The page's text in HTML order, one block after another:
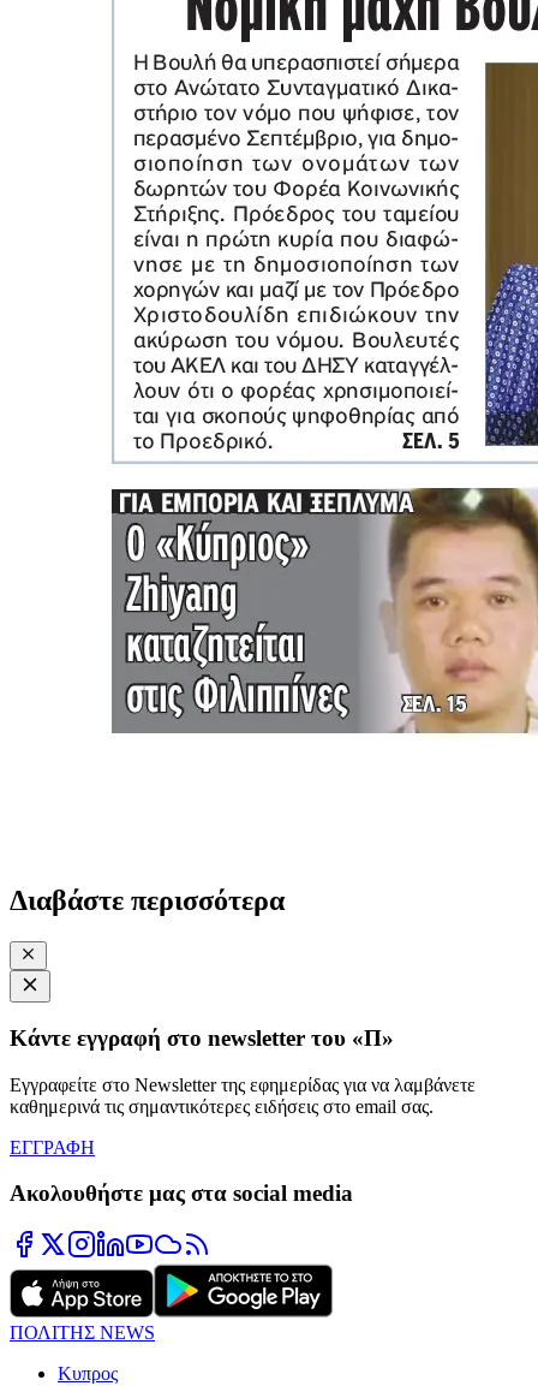
Διαβάστε περισσότερα
Κάντε εγγραφή στο newsletter του «Π»
Εγγραφείτε στο Newsletter της εφημερίδας για να λαμβάνετε
καθημερινά τις σημαντικότερες ειδήσεις στο email σας.
ΕΓΓΡΑΦΗ
Ακολουθήστε μας στα social media
ΠΟΛΙΤΗΣ NEWS
Κυπρος